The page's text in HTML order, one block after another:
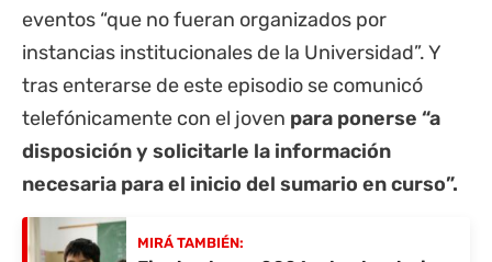
eventos “que no fueran organizados por
instancias institucionales de la Universidad”. Y
tras enterarse de este episodio se comunicó
telefónicamente con el joven para ponerse “a
disposición y solicitarle la información
necesaria para el inicio del sumario en curso”.
MIRÁ TAMBIÉN: